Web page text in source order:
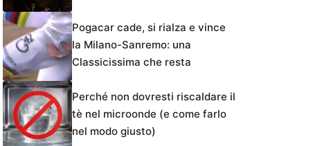
Pogacar cade, si rialza e vince
la Milano-Sanremo: una
Classicissima che resta
Perché non dovresti riscaldare il
tè nel microonde (e come farlo
nel modo giusto)